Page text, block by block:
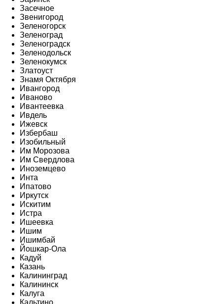
Засечное
Звенигород
Зеленогорск
Зеленоград
Зеленоградск
Зеленодольск
Зеленокумск
Златоуст
Знамя Октября
Ивангород
Иваново
Ивантеевка
Ивдель
Ижевск
Избербаш
Изобильный
Им Морозова
Им Свердлова
Иноземцево
Инта
Ипатово
Иркутск
Искитим
Истра
Ишеевка
Ишим
Ишимбай
Йошкар-Ола
Кадуй
Казань
Калининград
Калининск
Калуга
Кальтино